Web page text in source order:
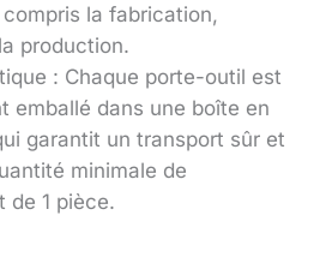
la fabrication,
production.
: Chaque porte-outil est
emballé dans une boîte en
garantit un transport sûr et
minimale de
de 1 pièce.